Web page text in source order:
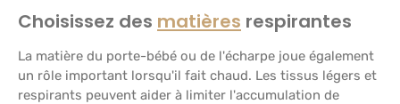
Choisissez des matières respirantes
La matière du porte-bébé ou de l'écharpe joue également
un rôle important lorsqu'il fait chaud. Les tissus légers et
respirants peuvent aider à limiter l'accumulation de